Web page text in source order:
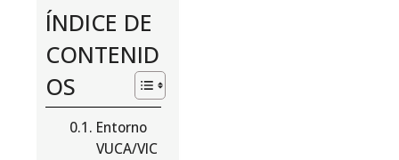
ÍNDICE DE
CONTENID
OS
Entorno
VUCA/VIC